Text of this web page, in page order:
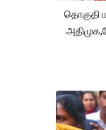
தொகுதி